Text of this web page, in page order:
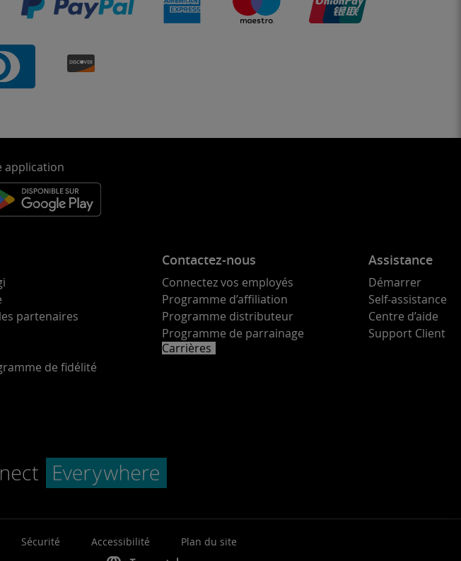
application
partenaires
de fidélité
Contactez-nous
Connectez vos employés
Programme d’affiliation
Programme distributeur
Programme de parrainage
Carrières
Assistance
Démarrer
Self-assistance
Centre d’aide
Support Client
Sécurité Accessibilité
Plan du site